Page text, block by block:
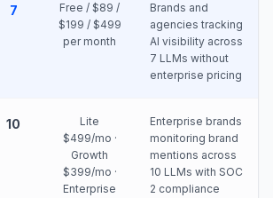
7
Free / $89 /
$199 / $499
per month
Brands and
agencies tracking
AI visibility across
7 LLMs without
enterprise pricing
10
Lite
$499/mo ·
Growth
$399/mo ·
Enterprise
Enterprise brands
monitoring brand
mentions across
10 LLMs with SOC
2 compliance